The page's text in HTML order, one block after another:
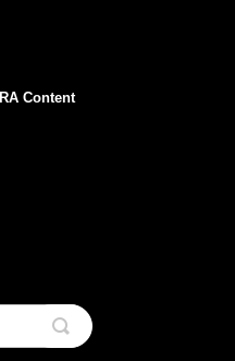
RA Content